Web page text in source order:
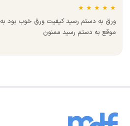
★
★
★
★
★
ورق به دستم رسید کیفیت ورق خوب بود به
موقع به دستم رسید ممنون